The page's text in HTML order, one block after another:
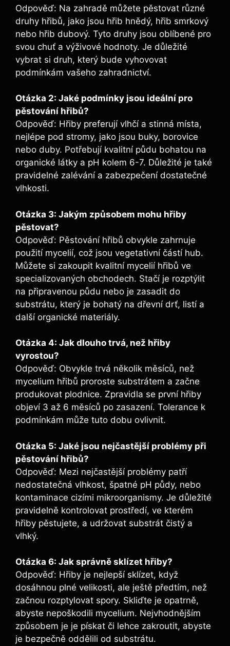
Odpověď: Na zahradě můžete pěstovat různé
druhy hřibů, jako jsou hřib hnědý, hřib smrkový
nebo hřib dubový. Tyto druhy jsou oblíbené pro
svou chuť a výživové hodnoty. Je důležité
vybrat si druh, který bude vyhovovat
podmínkám vašeho zahradnictví.
Otázka 2: Jaké podmínky jsou ideální pro
pěstování hřibů?
Odpověď: Hřiby preferují vlhčí a stinná místa,
nejlépe pod stromy, jako jsou buky, borovice
nebo duby. Potřebují kvalitní půdu bohatou na
organické látky a pH kolem 6-7. Důležité je také
pravidelné zalévání a zabezpečení dostatečné
vlhkosti.
Otázka 3: Jakým způsobem mohu hřiby
pěstovat?
Odpověď: Pěstování hřibů obvykle zahrnuje
použití mycelií, což jsou vegetativní částí hub.
Můžete si zakoupit kvalitní mycelií hřibů ve
specializovaných obchodech. Stačí je rozptýlit
na připravenou půdu nebo je zasadit do
substrátu, který je bohatý na dřevní drť, listí a
další organické materiály.
Otázka 4: Jak dlouho trvá, než hřiby
vyrostou?
Odpověď: Obvykle trvá několik měsíců, než
mycelium hřibů proroste substrátem a začne
produkovat plodnice. Zpravidla se první hřiby
objeví 3 až 6 měsíců po zasazení. Tolerance k
podmínkám může tuto dobu ovlivnit.
Otázka 5: Jaké jsou nejčastější problémy při
pěstování hřibů?
Odpověď: Mezi nejčastější problémy patří
nedostatečná vlhkost, špatné pH půdy, nebo
kontaminace cizími mikroorganismy. Je důležité
pravidelně kontrolovat prostředí, ve kterém
hřiby pěstujete, a udržovat substrát čistý a
vlhký.
Otázka 6: Jak správně sklízet hřiby?
Odpověď: Hřiby je nejlepší sklízet, když
dosáhnou plné velikosti, ale ještě předtím, než
začnou rozptylovat spory. Skliďte je opatrně,
abyste nepoškodili mycelium. Nejvhodnějším
způsobem je je pískat či lehce zakroutit, abyste
je bezpečně oddělili od substrátu.